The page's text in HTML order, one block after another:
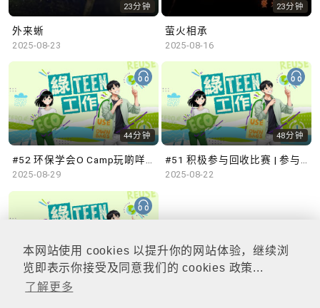
本网站使用 cookies 以提升你的网站体验，继续浏
览即表示你接受及同意我们的 cookies 政策...
了解更多
23分钟
外来蜥
2025-08-23
23分钟
萤火相承
2025-08-16
44分钟
#52 环保学会O Camp玩啲咩？ | 参与学生: Sammi、Cardi、Charles (香港科技大学 环境管理及科技学生联会)
2025-08-29
48分钟
#51 积极参与回收比赛 | 参与学生: 巫巫、Vincy、Thomas (乐善堂顾超文中学) (「SGREEN 校际回收比赛」最积极参与学校奖 中学组银奖得主)
2025-08-22
47分钟